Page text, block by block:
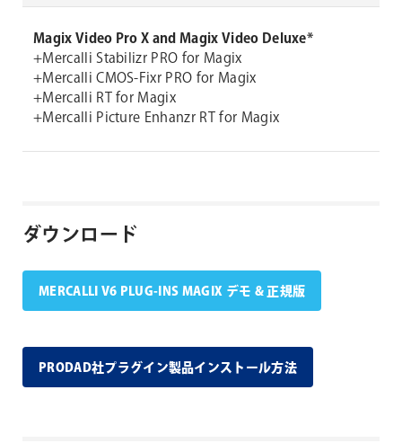
Magix Video Pro X and Magix Video Deluxe*
+Mercalli Stabilizr PRO for Magix
+Mercalli CMOS-Fixr PRO for Magix
+Mercalli RT for Magix
+Mercalli Picture Enhanzr RT for Magix
ダウンロード
MERCALLI V6 PLUG-INS MAGIX デモ & 正規版
PRODAD社プラグイン製品インストール方法